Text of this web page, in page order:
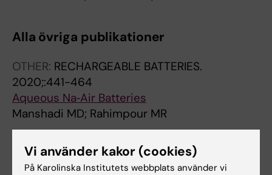
Alla övriga publikationer
OTHER: RECHARGEABLE BATTERIES.
2020;:441-464
Aqueous Na‐Air Batteries
Manshadi MD; Rahimpour MR
ADVANCES IN CARBON
CAPTURE.2020;p. 455-477
Vi använder kakor (cookies)
På Karolinska Institutets webbplats använder vi